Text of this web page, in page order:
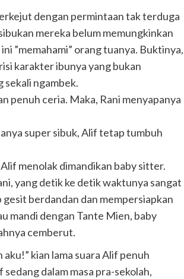
dengan permintaan tak terduga
mereka belum memungkinkan
”memahami” orang tuanya. Buktinya,
karakter ibunya yang bukan
sekali ngambek.
penuh ceria. Maka, Rani menyapanya
super sibuk, Alif tetap tumbuh
menolak dimandikan baby sitter.
yang detik ke detik waktunya sangat
berdandan dan mempersiapkan
mandi dengan Tante Mien, baby
cemberut.
kian lama suara Alif penuh
dalam masa pra-sekolah,